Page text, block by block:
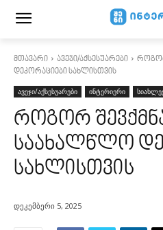
მთავარი ავეჯი/აქსესუარები
დეკორაციები სახლისთვის
ავეჯი/აქსესუარები ინტერიერი
როგორ
საახალწლო
სახლისთვის
დეკემბერი 5, 2025